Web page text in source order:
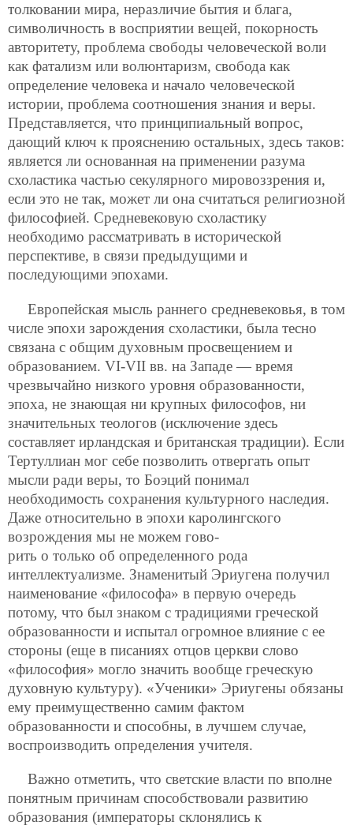
толковании мира, неразличие бытия и блага,
символичность в восприятии вещей, покорность
авторитету, проблема свободы человеческой воли
как фатализм или волюнтаризм, свобода как
определение человека и начало человеческой
истории, проблема соотношения знания и веры.
Представляется, что принципиальный вопрос,
дающий ключ к прояснению остальных, здесь таков:
является ли основанная на применении разума
схоластика частью секулярного мировоззрения и,
если это не так, может ли она считаться религиозной
философией. Средневековую схоластику
необходимо рассматривать в исторической
перспективе, в связи предыдущими и
последующими эпохами.
Европейская мысль раннего средневековья, в том
числе эпохи зарождения схоластики, была тесно
связана с общим духовным просвещением и
образованием. VI-VII вв. на Западе — время
чрезвычайно низкого уровня образованности,
эпоха, не знающая ни крупных философов, ни
значительных теологов (исключение здесь
составляет ирландская и британская традиции). Если
Тертуллиан мог себе позволить отвергать опыт
мысли ради веры, то Боэций понимал
необходимость сохранения культурного наследия.
Даже относительно в эпохи каролингского
возрождения мы не можем гово-
рить о только об определенного рода
интеллектуализме. Знаменитый Эриугена получил
наименование «философа» в первую очередь
потому, что был знаком с традициями греческой
образованности и испытал огромное влияние с ее
стороны (еще в писаниях отцов церкви слово
«философия» могло значить вообще греческую
духовную культуру). «Ученики» Эриугены обязаны
ему преимущественно самим фактом
образованности и способны, в лучшем случае,
воспроизводить определения учителя.
Важно отметить, что светские власти по вполне
понятным причинам способствовали развитию
образования (императоры склонялись к